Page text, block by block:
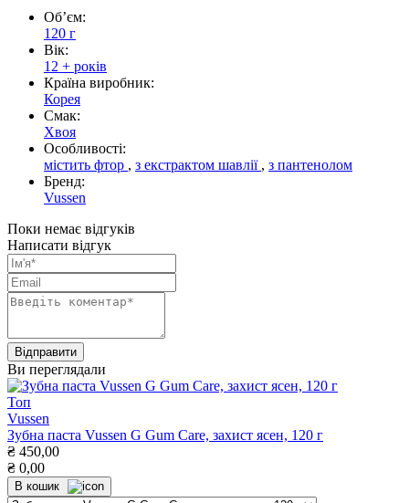
Обʼєм:
120 г
Вік:
12 + років
Країна виробник:
Корея
Смак:
Хвоя
Особливості:
містить фтор , з екстрактом шавлії , з пантенолом
Бренд:
Vussen
Поки немає відгуків
Написати відгук
Ви переглядали
Топ
Vussen
Зубна паста Vussen G Gum Care, захист ясен, 120 г
₴ 450,00
₴ 0,00
В кошик